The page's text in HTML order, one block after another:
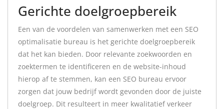
Gerichte doelgroepbereik
Een van de voordelen van samenwerken met een SEO
optimalisatie bureau is het gerichte doelgroepbereik
dat het kan bieden. Door relevante zoekwoorden en
zoektermen te identificeren en de website-inhoud
hierop af te stemmen, kan een SEO bureau ervoor
zorgen dat jouw bedrijf wordt gevonden door de juiste
doelgroep. Dit resulteert in meer kwalitatief verkeer